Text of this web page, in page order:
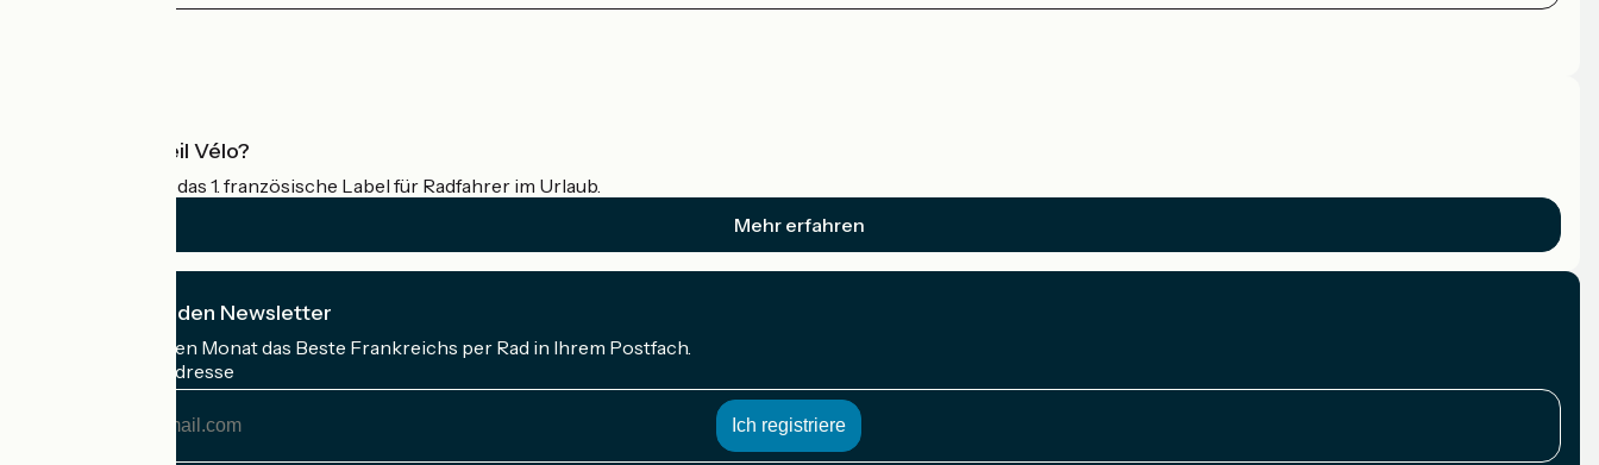
Was ist Accueil Vélo?
Accueil Vélo ist das 1. französische Label für Radfahrer im Urlaub.
Mehr erfahren
Ich abonniere den Newsletter
Erhalten Sie jeden Monat das Beste Frankreichs per Rad in Ihrem Postfach.
Meine E-Mail-Adresse